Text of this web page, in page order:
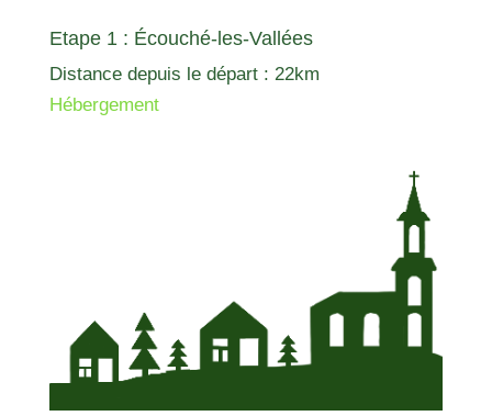
Etape 1 : Écouché-les-Vallées
Distance depuis le départ : 22km
Hébergement